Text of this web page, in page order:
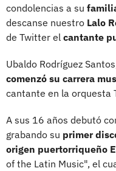
condolencias a su
descanse nuestro Lalo
de Twitter el cantante
Ubaldo Rodríguez
comenzó su carrera
cantante en la orquesta
A sus 16 años debutó
grabando su primer
origen puertorriqueño
of the Latin Music", el